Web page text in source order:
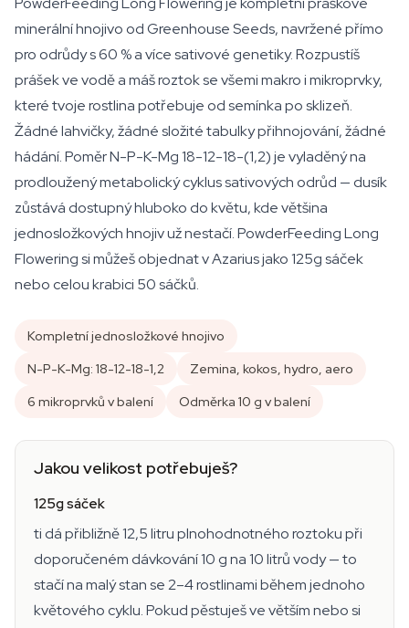
minerální hnojivo od Greenhouse Seeds, navržené přímo
pro odrůdy s 60 % a více sativové genetiky. Rozpustíš
prášek ve vodě a máš roztok se všemi makro i mikroprvky,
které tvoje rostlina potřebuje od semínka po sklizeň.
Žádné lahvičky, žádné složité tabulky přihnojování, žádné
hádání. Poměr N-P-K-Mg 18-12-18-(1,2) je vyladěný na
prodloužený metabolický cyklus sativových odrůd — dusík
zůstává dostupný hluboko do květu, kde většina
jednosložkových hnojiv už nestačí. PowderFeeding Long
Flowering si můžeš objednat v Azarius jako 125g sáček
nebo celou krabici 50 sáčků.
Kompletní jednosložkové hnojivo
N-P-K-Mg: 18-12-18-1,2
Zemina, kokos, hydro, aero
6 mikroprvků v balení
Odměrka 10 g v balení
Jakou velikost potřebuješ?
125g sáček
ti dá přibližně 12,5 litru plnohodnotného roztoku při
doporučeném dávkování 10 g na 10 litrů vody — to
stačí na malý stan se 2–4 rostlinami během jednoho
květového cyklu. Pokud pěstuješ ve větším nebo si